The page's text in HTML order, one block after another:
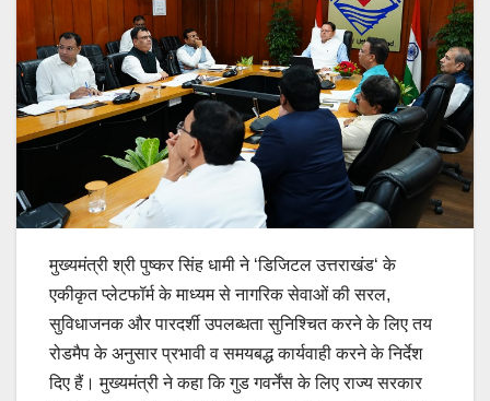
मुख्यमंत्री श्री पुष्कर सिंह धामी ने ‘डिजिटल उत्तराखंड‘ के
एकीकृत प्लेटफॉर्म के माध्यम से नागरिक सेवाओं की सरल,
सुविधाजनक और पारदर्शी उपलब्धता सुनिश्चित करने के लिए तय
रोडमैप के अनुसार प्रभावी व समयबद्ध कार्यवाही करने के निर्देश
दिए हैं। मुख्यमंत्री ने कहा कि गुड गवर्नेंस के लिए राज्य सरकार